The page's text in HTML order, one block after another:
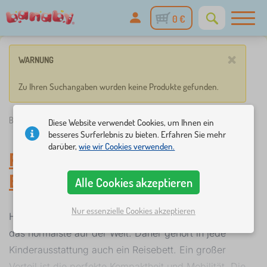
0 €
×
WARNUNG
Zu Ihren Suchangaben wurden keine Produkte gefunden.
Banaby.de »Kindermöbel /Babybetten / Reisebettchen
Reisebettchen
Babybetten
Heutzutage ist das Reisen mi teinem Baby/Kleinkind
das normalste auf der Welt. Daher gehört in jede
Kinderausstattung auch ein Reisebett. Ein großer
Diese Website verwendet Cookies, um Ihnen ein
besseres Surferlebnis zu bieten. Erfahren Sie mehr
darüber,wie wir Cookies verwenden.
Alle Cookies akzeptieren
Nur essenzielle Cookies akzeptieren